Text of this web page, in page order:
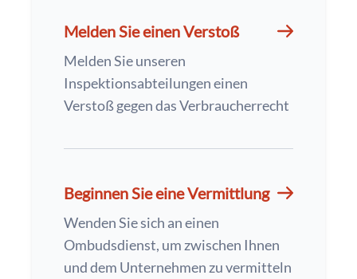
Melden Sie einen Verstoß
Melden Sie unseren
Inspektionsabteilungen einen
Verstoß gegen das Verbraucherrecht
Beginnen Sie eine Vermittlung
Wenden Sie sich an einen
Ombudsdienst, um zwischen Ihnen
und dem Unternehmen zu vermitteln